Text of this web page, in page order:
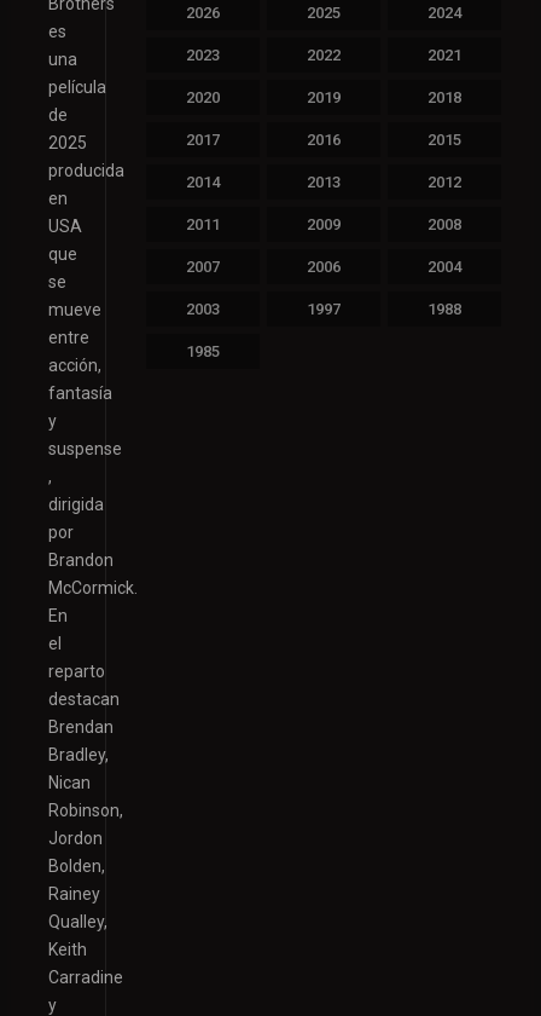
es
una
película
de
2025
producida
en
USA
que
se
mueve
entre
acción,
fantasía
y
suspense
,
dirigida
por
Brandon
McCormick.
En
el
reparto
destacan
Brendan
Bradley,
Nican
Robinson,
Jordon
Bolden,
Rainey
Qualley,
Keith
Carradine
y
2026 2025 2024
2023 2022 2021
2020 2019 2018
2017 2016 2015
2014 2013 2012
2011 2009 2008
2007 2006 2004
2003 1997 1988
1985